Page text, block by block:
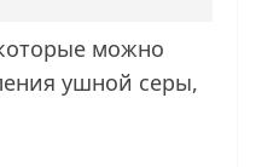
можно
ушной серы,